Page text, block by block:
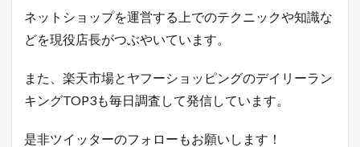
ネットショップを運営する上でのテクニックや知識な
どを現役店長がつぶやいています。
また、楽天市場とヤフーショッピングのデイリーラン
キングTOP3も毎日調査して発信しています。
是非ツイッターのフォローもお願いします！